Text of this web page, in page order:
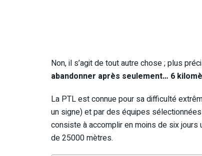
Non, il s’agit de tout autre chose ; plus
abandonner après seulement… 6
La PTL est connue pour sa difficulté
un signe) et par des équipes
consiste à accomplir en moins de six jours
de 25000 mètres.